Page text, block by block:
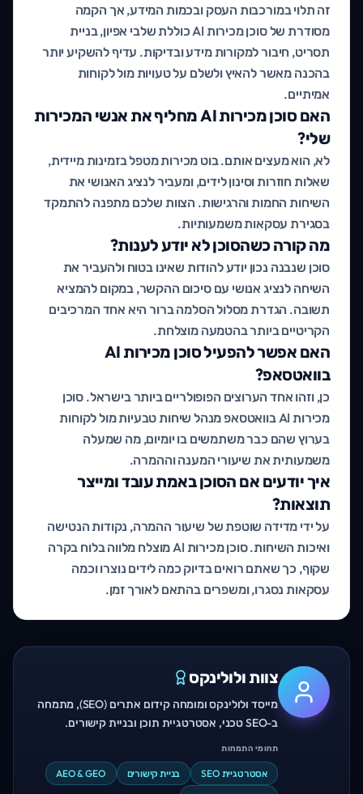
זה תלוי במורכבות העסק ובכמות המידע, אך הקמה
מסודרת של סוכן מכירות AI כוללת שלבי אפיון, בניית
תסריט, חיבור למקורות מידע ובדיקות. עדיף להשקיע יותר
בהכנה מאשר להאיץ ולשלם על טעויות מול לקוחות
אמיתיים.
האם סוכן מכירות AI מחליף את אנשי המכירות
שלי?
לא, הוא מעצים אותם. בוט מכירות מטפל בזמינות מיידית,
שאלות חוזרות וסינון לידים, ומעביר לנציג האנושי את
השיחות החמות והרגישות. הצוות שלכם מתפנה להתמקד
בסגירת עסקאות משמעותיות.
מה קורה כשהסוכן לא יודע לענות?
סוכן שנבנה נכון יודע להודות שאינו בטוח ולהעביר את
השיחה לנציג אנושי עם סיכום ההקשר, במקום להמציא
תשובה. הגדרת מסלול הסלמה ברור היא אחד המרכיבים
הקריטיים ביותר בהטמעה מוצלחת.
האם אפשר להפעיל סוכן מכירות AI
בוואטסאפ?
כן, וזהו אחד הערוצים הפופולריים ביותר בישראל. סוכן
מכירות AI בוואטסאפ מנהל שיחות טבעיות מול לקוחות
בערוץ שהם כבר משתמשים בו יומיום, מה שמעלה
משמעותית את שיעורי המענה וההמרה.
איך יודעים אם הסוכן באמת עובד ומייצר
תוצאות?
על ידי מדידה שוטפת של שיעור ההמרה, נקודות הנטישה
ואיכות השיחות. סוכן מכירות AI מוצלח מלווה בלוח בקרה
שקוף, כך שאתם רואים בדיוק כמה לידים נוצרו וכמה
עסקאות נסגרו, ומשפרים בהתאם לאורך זמן.
צוות ולולינקס
מייסד ולולינקס ומומחה קידום אתרים (SEO), מתמחה
ב-SEO טכני, אסטרטגיית תוכן ובניית קישורים.
תחומי התמחות
אסטרטגיית SEO בניית קישורים
AEO & GEO